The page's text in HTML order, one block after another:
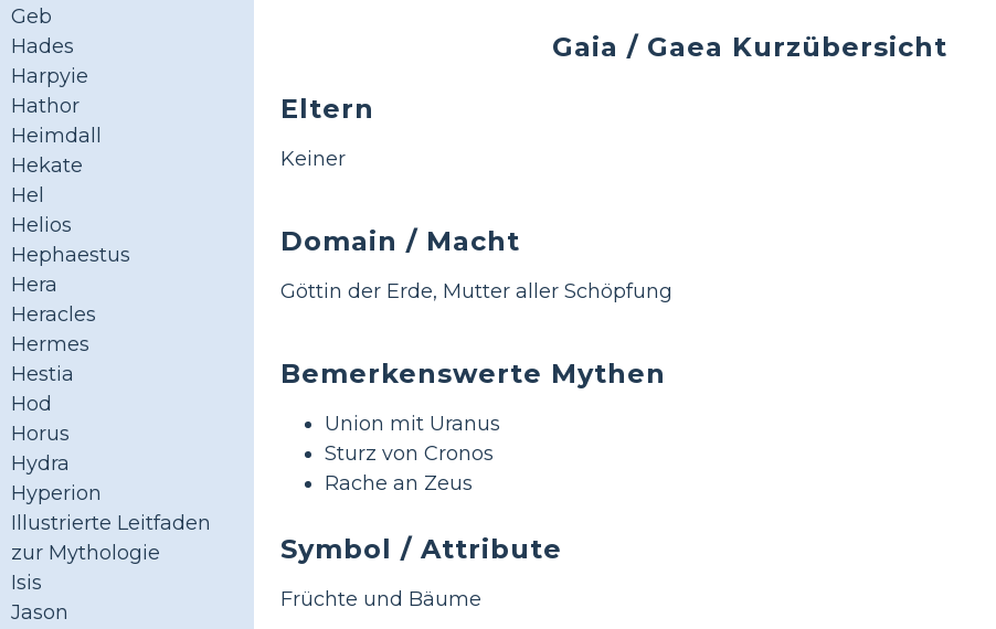
Geb
Hades
Harpyie
Hathor
Heimdall
Hekate
Hel
Helios
Hephaestus
Hera
Heracles
Hermes
Hestia
Hod
Horus
Hydra
Hyperion
Illustrierte Leitfaden
zur Mythologie
Isis
Jason
Gaia / Gaea Kurzübersicht
Eltern
Keiner
Domain / Macht
Göttin der Erde, Mutter aller Schöpfung
Bemerkenswerte Mythen
Union mit Uranus
Sturz von Cronos
Rache an Zeus
Symbol / Attribute
Früchte und Bäume